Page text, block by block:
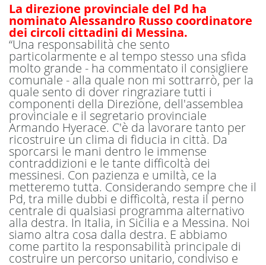
La direzione provinciale del Pd ha
nominato Alessandro Russo coordinatore
dei circoli cittadini di Messina.
“Una responsabilità che sento
particolarmente e al tempo stesso una sfida
molto grande - ha commentato il consigliere
comunale - alla quale non mi sottrarrò, per la
quale sento di dover ringraziare tutti i
componenti della Direzione, dell'assemblea
provinciale e il segretario provinciale
Armando Hyerace. C'è da lavorare tanto per
ricostruire un clima di fiducia in città. Da
sporcarsi le mani dentro le immense
contraddizioni e le tante difficoltà dei
messinesi. Con pazienza e umiltà, ce la
metteremo tutta. Considerando sempre che il
Pd, tra mille dubbi e difficoltà, resta il perno
centrale di qualsiasi programma alternativo
alla destra. In Italia, in Sicilia e a Messina. Noi
siamo altra cosa dalla destra. E abbiamo
come partito la responsabilità principale di
costruire un percorso unitario, condiviso e